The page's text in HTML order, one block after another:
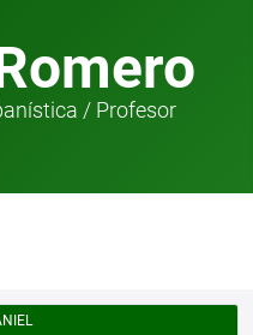
/ Profesor